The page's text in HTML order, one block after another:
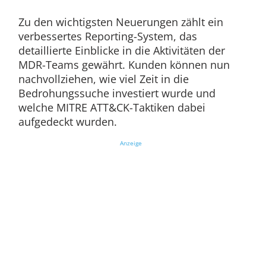
Zu den wichtigsten Neuerungen zählt ein
verbessertes Reporting-System, das
detaillierte Einblicke in die Aktivitäten der
MDR-Teams gewährt. Kunden können nun
nachvollziehen, wie viel Zeit in die
Bedrohungssuche investiert wurde und
welche MITRE ATT&CK-Taktiken dabei
aufgedeckt wurden.
Anzeige